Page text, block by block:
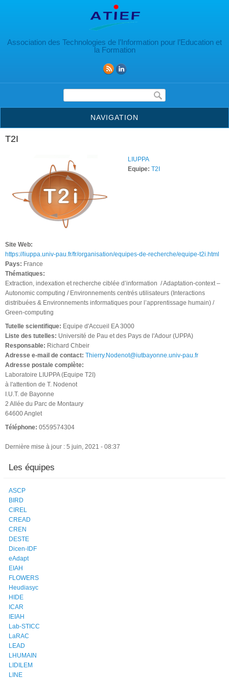
Association des Technologies de l’Information pour l’Education et
la Formation
Formulaire de recherche
NAVIGATION
T2I
LIUPPA
Equipe: T2I
Site Web:
https://liuppa.univ-pau.fr/fr/organisation/equipes-de-recherche/equipe-t2i.html
Pays: France
Thématiques:
Extraction, indexation et recherche ciblée d’information / Adaptation-context –
Autonomic computing / Environnements centrés utilisateurs (Interactions
distribuées & Environnements informatiques pour l’apprentissage humain) /
Green-computing
Tutelle scientifique: Equipe d'Accueil EA 3000
Liste des tutelles: Université de Pau et des Pays de l'Adour (UPPA)
Responsable: Richard Chbeir
Adresse e-mail de contact: Thierry.Nodenot@iutbayonne.univ-pau.fr
Adresse postale complète:
Laboratoire LIUPPA (Equipe T2I)
à l'attention de T. Nodenot
I.U.T. de Bayonne
2 Allée du Parc de Montaury
64600 Anglet
Téléphone: 0559574304
Dernière mise à jour : 5 juin, 2021 - 08:37
Les équipes
ASCP
BIRD
CIREL
CREAD
CREN
DESTE
Dicen-IDF
eAdapt
EIAH
FLOWERS
Heudiasyc
HIDE
ICAR
IEIAH
Lab-STICC
LaRAC
LEAD
LHUMAIN
LIDILEM
LINE